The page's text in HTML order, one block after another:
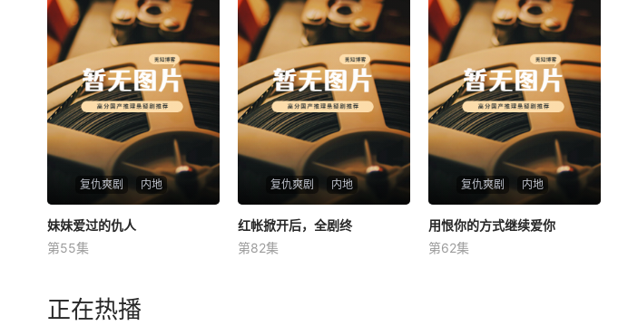
复仇爽剧 内地
妹妹爱过的仇人
未知
妹妹爱过的仇人
第55集
复仇爽剧 内地
红帐掀开后，全剧终
未知
红帐掀开后，全剧终
第82集
复仇爽剧 内地
用恨你的方式继续爱你
未知
用恨你的方式继续爱你
第62集
正在热播